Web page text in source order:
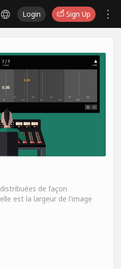
Login Sign Up
de façon
est la largeur de l'image